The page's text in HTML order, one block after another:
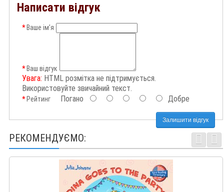
Написати відгук
Ваше ім’я
Ваш відгук
Увага: HTML розмітка не підтримується.
Використовуйте звичайний текст.
Рейтинг Погано Добре
Залишити відгук
РЕКОМЕНДУЄМО: